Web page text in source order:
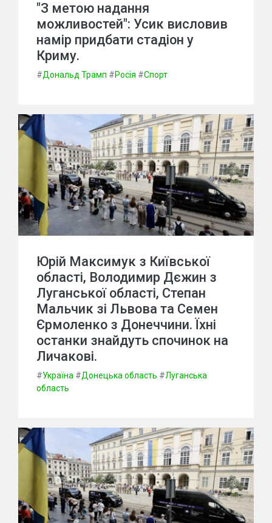
"З метою надання
можливостей": Усик висловив
намір придбати стадіон у
Криму.
#Дональд Трамп #Росія #Спорт
Юрій Максимук з Київської
області, Володимир Дєжин з
Луганської області, Степан
Мальчик зі Львова та Семен
Єрмоленко з Донеччини. Їхні
останки знайдуть спочинок на
Личакові.
#Україна #Донецька область #Луганська
область